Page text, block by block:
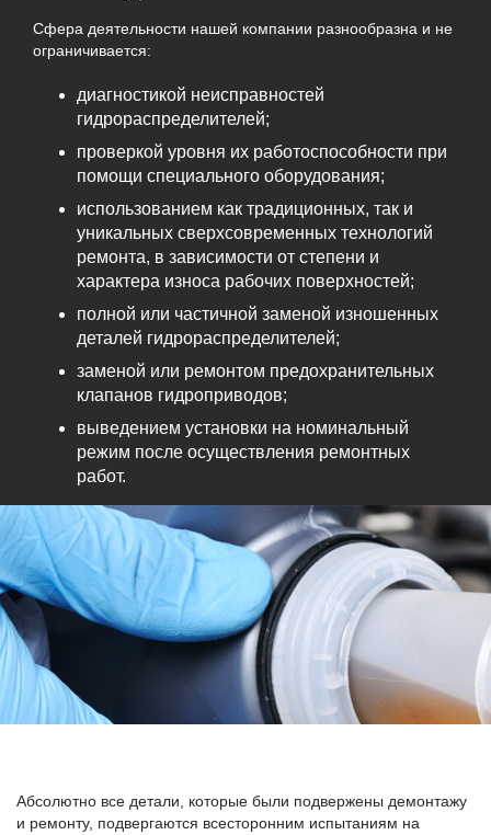
Сфера деятельности нашей компании разнообразна и не
ограничивается:
диагностикой неисправностей
гидрораспределителей;
проверкой уровня их работоспособности при
помощи специального оборудования;
использованием как традиционных, так и
уникальных сверхсовременных технологий
ремонта, в зависимости от степени и
характера износа рабочих поверхностей;
полной или частичной заменой изношенных
деталей гидрораспределителей;
заменой или ремонтом предохранительных
клапанов гидроприводов;
выведением установки на номинальный
режим после осуществления ремонтных
работ.
Абсолютно все детали, которые были подвержены демонтажу
и ремонту, подвергаются всесторонним испытаниям на